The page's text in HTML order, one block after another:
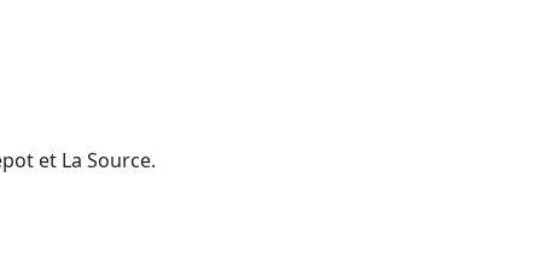
et La Source.